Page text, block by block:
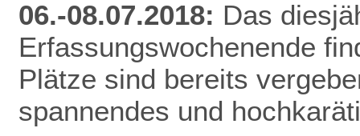
06.-08.07.2018: Das
Erfassungswochenende
Plätze sind bereits
spannendes und